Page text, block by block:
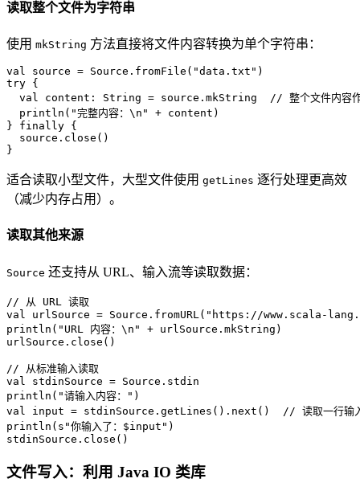
读取整个文件为字符串
使用 mkString 方法直接将文件内容转换为单个字符串：
val source = Source .fromFile( "data.txt"
try {
val content: String = source.mkString // 整个文件内容
  println(
"完整内容：\n"
+ content)
} finally {
  source.close()
}
适合读取小型文件，大型文件使用 getLines 逐行处理更高效
（减少内存占用）。
读取其他来源
Source 还支持从 URL、输入流等读取数据：
// 从 URL 读取
val
urlSource = Source .fromURL( "https://www.scala-
println( "URL 内容：\n"
+ urlSource.mkString)
urlSource.close()
// 从标准输入读取
val
stdinSource = Source .stdin
println( "请输入内容："
val
input = stdinSource.getLines().next()
// 读取一行输
println( s"你输入了： $input " )
stdinSource.close()
文件写入：利用 Java IO 类库